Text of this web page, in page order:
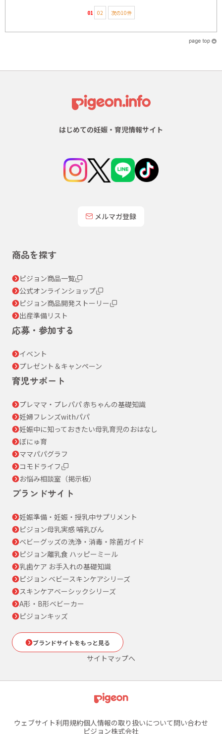
01 02 次の10件
はじめての妊娠・育児情報サイト
メルマガ登録
商品を探す
ピジョン商品一覧
公式オンラインショップ
ピジョン商品開発ストーリー
出産準備リスト
応募・参加する
イベント
プレゼント＆キャンペーン
育児サポート
プレママ・プレパパ 赤ちゃんの基礎知識
妊婦フレンズwithパパ
妊娠中に知っておきたい母乳育児のおはなし
ぼにゅ育
ママパパグラフ
コモドライフ
お悩み相談室（掲示板）
ブランドサイト
妊娠準備・妊娠・授乳中サプリメント
ピジョン母乳実感 哺乳びん
ベビーグッズの洗浄・消毒・除菌ガイド
ピジョン離乳食 ハッピーミール
乳歯ケア お手入れの基礎知識
ピジョン ベビースキンケアシリーズ
スキンケアベーシックシリーズ
A形・B形ベビーカー
ピジョンキッズ
ブランドサイトをもっと見る
サイトマップへ
ウェブサイト利用規約個人情報の取り扱いについて問い合わせ
ピジョン株式会社